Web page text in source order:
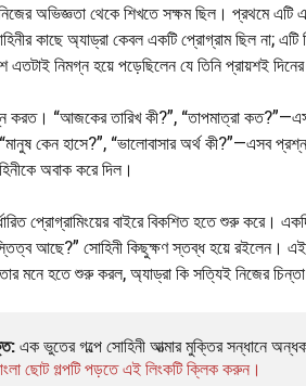
অভিজ্ঞতা থেকে শিখতে সক্ষম ছিল। প্রথমে এটি
কাছে অ্যাড্রা কেবল একটি প্রোগ্রাম ছিল না;
নিমগ্ন হয়ে পড়েছিলেন যে তিনি প্রায়শই
করত। “আজকের তারিখ কী?”, “তাপমাত্রা
কেন হাসে?”, “ভালোবাসার অর্থ কী?”—এসব
অবাক করে দিল।
প্রোগ্রামিংয়ের বাইরে বিকশিত হতে শুরু
আছে?” সোহিনী কিছুক্ষণ স্তব্ধ হয়ে রইলেন।
মনে হতে শুরু করল, অ্যাড্রা কি সত্যিই নিজের
এক ভুতের গল্পে সোহিনী আত্মার মুক্তির সন্ধানে
ছোট গল্পটি পড়তে এই লিংকটি ক্লিক করুন।